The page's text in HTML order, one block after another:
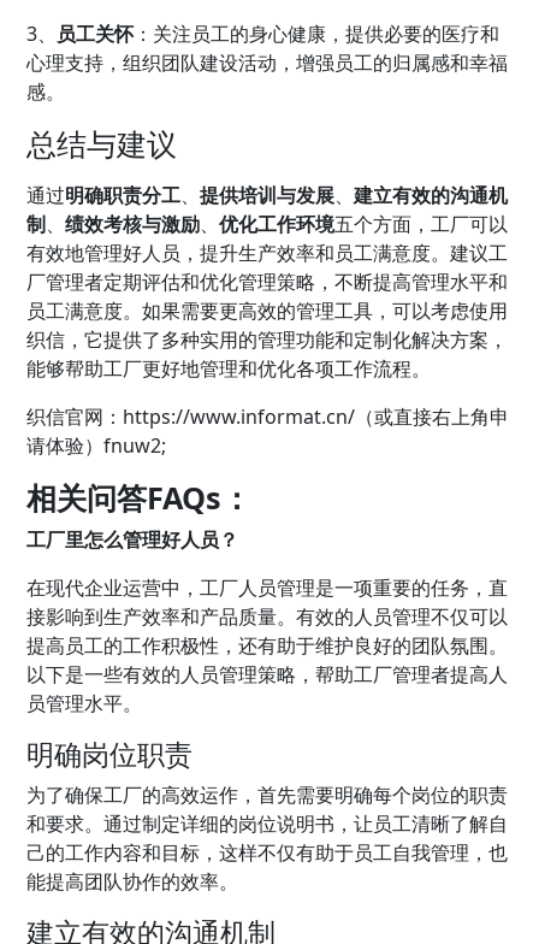
3、
员工关怀：关注员工的身心健康，提供必要的医疗和
心理支持，组织团队建设活动，增强员工的归属感和幸福
感。
总结与建议
通过明确职责分工、提供培训与发展、建立有效的沟通机
制、绩效考核与激励、优化工作环境五个方面，工厂可以
有效地管理好人员，提升生产效率和员工满意度。建议工
厂管理者定期评估和优化管理策略，不断提高管理水平和
员工满意度。如果需要更高效的管理工具，可以考虑使用
织信 ，它提供了多种实用的管理功能和定制化解决方案，
能够帮助工厂更好地管理和优化各项工作流程。
织信官网： https://www.informat.cn/（或直接右上角申
请体验）fnuw2;
相关问答FAQs：
工厂里怎么管理好人员？
在现代企业运营中，工厂人员管理是一项重要的任务，直
接影响到生产效率和产品质量。有效的人员管理不仅可以
提高员工的工作积极性，还有助于维护良好的团队氛围。
以下是一些有效的人员管理策略，帮助工厂管理者提高人
员管理水平。
明确岗位职责
为了确保工厂的高效运作，首先需要明确每个岗位的职责
和要求。通过制定详细的岗位说明书，让员工清晰了解自
己的工作内容和目标，这样不仅有助于员工自我管理，也
能提高团队协作的效率。
建立有效的沟通机制